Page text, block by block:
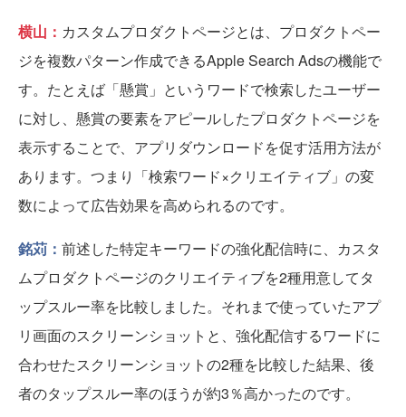
横山： カスタムプロダクトページとは、プロダクトペー
ジを複数パターン作成できるApple Search Adsの機能で
す。たとえば「懸賞」というワードで検索したユーザー
に対し、懸賞の要素をアピールしたプロダクトページを
表示することで、アプリダウンロードを促す活用方法が
あります。つまり「検索ワード×クリエイティブ」の変
数によって広告効果を高められるのです。
銘苅： 前述した特定キーワードの強化配信時に、カスタ
ムプロダクトページのクリエイティブを2種用意してタ
ップスルー率を比較しました。それまで使っていたアプ
リ画面のスクリーンショットと、強化配信するワードに
合わせたスクリーンショットの2種を比較した結果、後
者のタップスルー率のほうが約3％高かったのです。